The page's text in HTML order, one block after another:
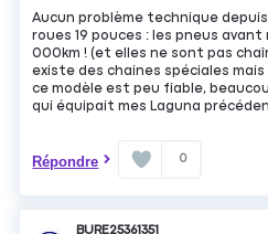
Aucun problème technique
roues 19 pouces : les pneus
000km ! (et elles ne sont pas
existe des chaines spéciales mais
ce modèle est peu fiable,
qui équipait mes Laguna
Répondre 0
BURE25361351